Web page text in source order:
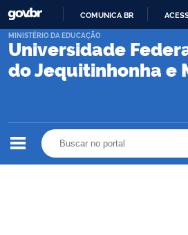
PARA
COMUNICA BR
Universidade
do Jequitinhonha e
MINISTÉRIO DA EDUCAÇÃO